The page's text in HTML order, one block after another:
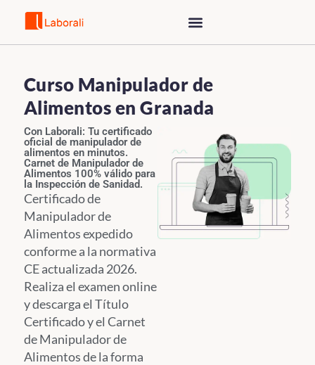
Curso Manipulador de
Alimentos en Granada
Con Laborali: Tu certificado
oficial de manipulador de
alimentos en minutos.
Carnet de Manipulador de
Alimentos 100% válido para
la Inspección de Sanidad.
Certificado de
Manipulador de
Alimentos expedido
conforme a la normativa
CE actualizada 2026.
Realiza el examen online
y descarga el Título
Certificado y el Carnet
de Manipulador de
Alimentos de la forma